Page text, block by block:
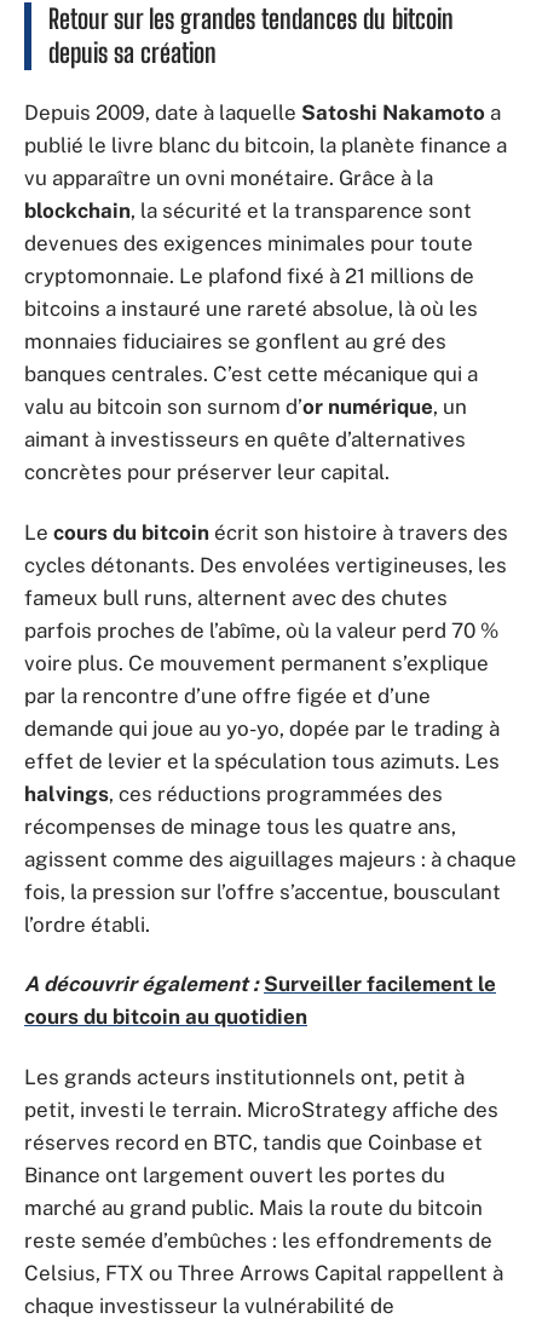
Retour sur les grandes tendances du bitcoin
depuis sa création
Depuis 2009, date à laquelle Satoshi Nakamoto a
publié le livre blanc du bitcoin, la planète finance a
vu apparaître un ovni monétaire. Grâce à la
blockchain, la sécurité et la transparence sont
devenues des exigences minimales pour toute
cryptomonnaie. Le plafond fixé à 21 millions de
bitcoins a instauré une rareté absolue, là où les
monnaies fiduciaires se gonflent au gré des
banques centrales. C’est cette mécanique qui a
valu au bitcoin son surnom d’or numérique, un
aimant à investisseurs en quête d’alternatives
concrètes pour préserver leur capital.
Le cours du bitcoin écrit son histoire à travers des
cycles détonants. Des envolées vertigineuses, les
fameux bull runs, alternent avec des chutes
parfois proches de l’abîme, où la valeur perd 70 %
voire plus. Ce mouvement permanent s’explique
par la rencontre d’une offre figée et d’une
demande qui joue au yo-yo, dopée par le trading à
effet de levier et la spéculation tous azimuts. Les
halvings, ces réductions programmées des
récompenses de minage tous les quatre ans,
agissent comme des aiguillages majeurs : à chaque
fois, la pression sur l’offre s’accentue, bousculant
l’ordre établi.
A découvrir également : Surveiller facilement le
cours du bitcoin au quotidien
Les grands acteurs institutionnels ont, petit à
petit, investi le terrain. MicroStrategy affiche des
réserves record en BTC, tandis que Coinbase et
Binance ont largement ouvert les portes du
marché au grand public. Mais la route du bitcoin
reste semée d’embûches : les effondrements de
Celsius, FTX ou Three Arrows Capital rappellent à
chaque investisseur la vulnérabilité de